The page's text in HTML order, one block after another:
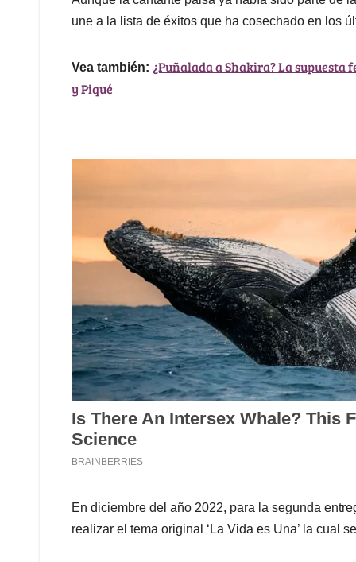
une a la lista de éxitos que ha cosechado en los
Vea también: ¿Puñalada a Shakira? La supuesta
y Piqué
En diciembre del año 2022, para la segunda
realizar el tema original ‘La Vida es Una’ la cual